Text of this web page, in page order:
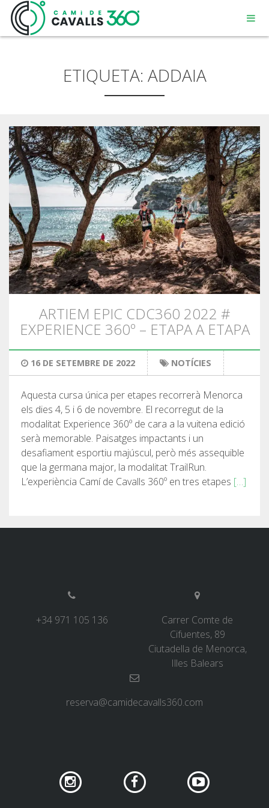
MENORCA
UN CAMÍ AMB HISTÒRIA
RECORREGUT DE 360º
SENDERISME
13 ETAPES
10 ETAPES
7 ETAPES
6 ETAPES
BTT
8 ETAPES
ETIQUETA: ADDAIA
ARTIEM EPIC CDC360 2022 #
EXPERIENCE 360º – ETAPA A ETAPA
16 DE SETEMBRE DE 2022 NOTÍCIES
Aquesta cursa única per etapes recorrerà Menorca
els dies 4, 5 i 6 de novembre. El recorregut de la
modalitat Experience 360º de cara a la vuitena edició
serà memorable. Paisatges impactants i un
desafiament esportiu majúscul, però més assequible
que la germana major, la modalitat TrailRun.
L’experiència Camí de Cavalls 360º en tres etapes […]
+34 971 105 136
Carrer Comte de
Cifuentes, 89
Ciutadella de Menorca,
Illes Balears
reserva@camidecavalls360.com